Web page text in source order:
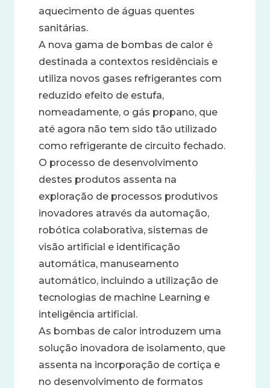
aquecimento de águas quentes
sanitárias.
A nova gama de bombas de calor é
destinada a contextos residênciais e
utiliza novos gases refrigerantes com
reduzido efeito de estufa,
nomeadamente, o gás propano, que
até agora não tem sido tão utilizado
como refrigerante de circuito fechado.
O processo de desenvolvimento
destes produtos assenta na
exploração de processos produtivos
inovadores através da automação,
robótica colaborativa, sistemas de
visão artificial e identificação
automática, manuseamento
automático, incluindo a utilização de
tecnologias de machine Learning e
inteligência artificial.
As bombas de calor introduzem uma
solução inovadora de isolamento, que
assenta na incorporação de cortiça e
no desenvolvimento de formatos